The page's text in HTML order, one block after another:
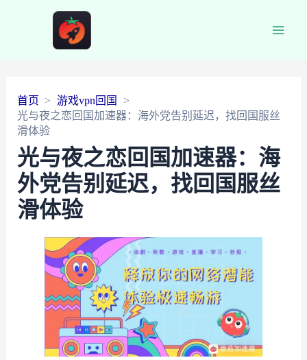
首页
游戏vpn回国
光与夜之恋回国加速器：海外党告别延迟，找回国服丝
滑体验
光与夜之恋回国加速器：海
外党告别延迟，找回国服丝
滑体验